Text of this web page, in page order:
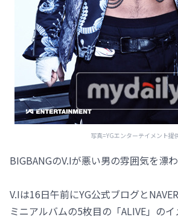
写真=YGエンターテイメント提
BIGBANGのV.Iが悪い男の雰囲気を漂わ
V.Iは16日午前にYG公式ブログと
ミニアルバムの5枚目の「ALIVE」の